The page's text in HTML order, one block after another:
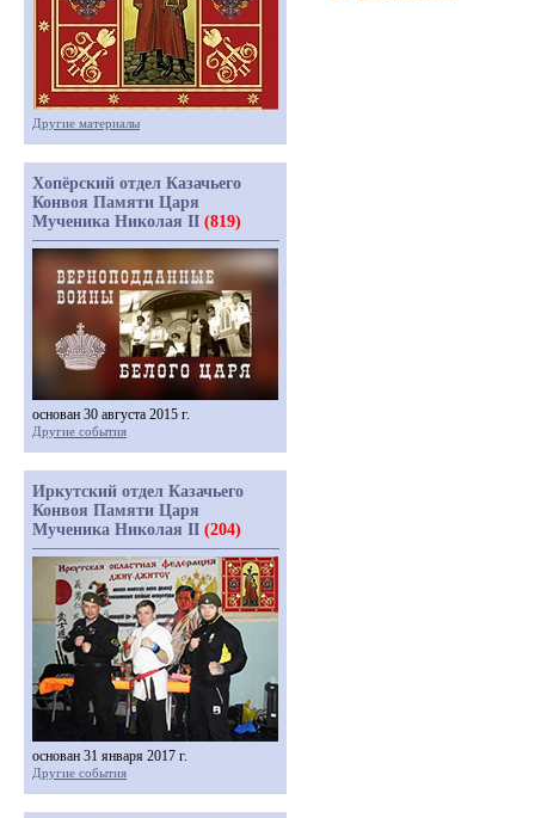
Другие материалы
Хопёрский отдел Казачьего
Конвоя Памяти Царя
Мученика Николая II (819)
основан 30 августа 2015 г.
Другие события
Иркутский отдел Казачьего
Конвоя Памяти Царя
Мученика Николая II (204)
основан 31 января 2017 г.
Другие события